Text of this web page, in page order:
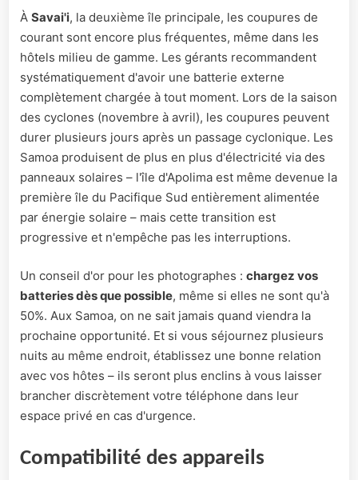
À Savai'i, la deuxième île principale, les coupures de
courant sont encore plus fréquentes, même dans les
hôtels milieu de gamme. Les gérants recommandent
systématiquement d'avoir une batterie externe
complètement chargée à tout moment. Lors de la saison
des cyclones (novembre à avril), les coupures peuvent
durer plusieurs jours après un passage cyclonique. Les
Samoa produisent de plus en plus d'électricité via des
panneaux solaires – l'île d'Apolima est même devenue la
première île du Pacifique Sud entièrement alimentée
par énergie solaire – mais cette transition est
progressive et n'empêche pas les interruptions.
Un conseil d'or pour les photographes : chargez vos
batteries dès que possible, même si elles ne sont qu'à
50%. Aux Samoa, on ne sait jamais quand viendra la
prochaine opportunité. Et si vous séjournez plusieurs
nuits au même endroit, établissez une bonne relation
avec vos hôtes – ils seront plus enclins à vous laisser
brancher discrètement votre téléphone dans leur
espace privé en cas d'urgence.
Compatibilité des appareils